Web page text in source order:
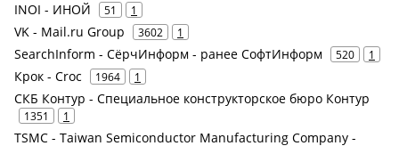
INOI - ИНОЙ 51 1
VK - Mail.ru Group 3602 1
SearchInform - СёрчИнформ - ранее СофтИнформ 520 1
Крок - Croc 1964 1
СКБ Контур - Специальное конструкторское бюро Контур
1351 1
TSMC - Taiwan Semiconductor Manufacturing Company -